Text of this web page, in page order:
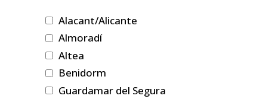
Alacant/Alicante
Almoradí
Altea
Benidorm
Guardamar del Segura